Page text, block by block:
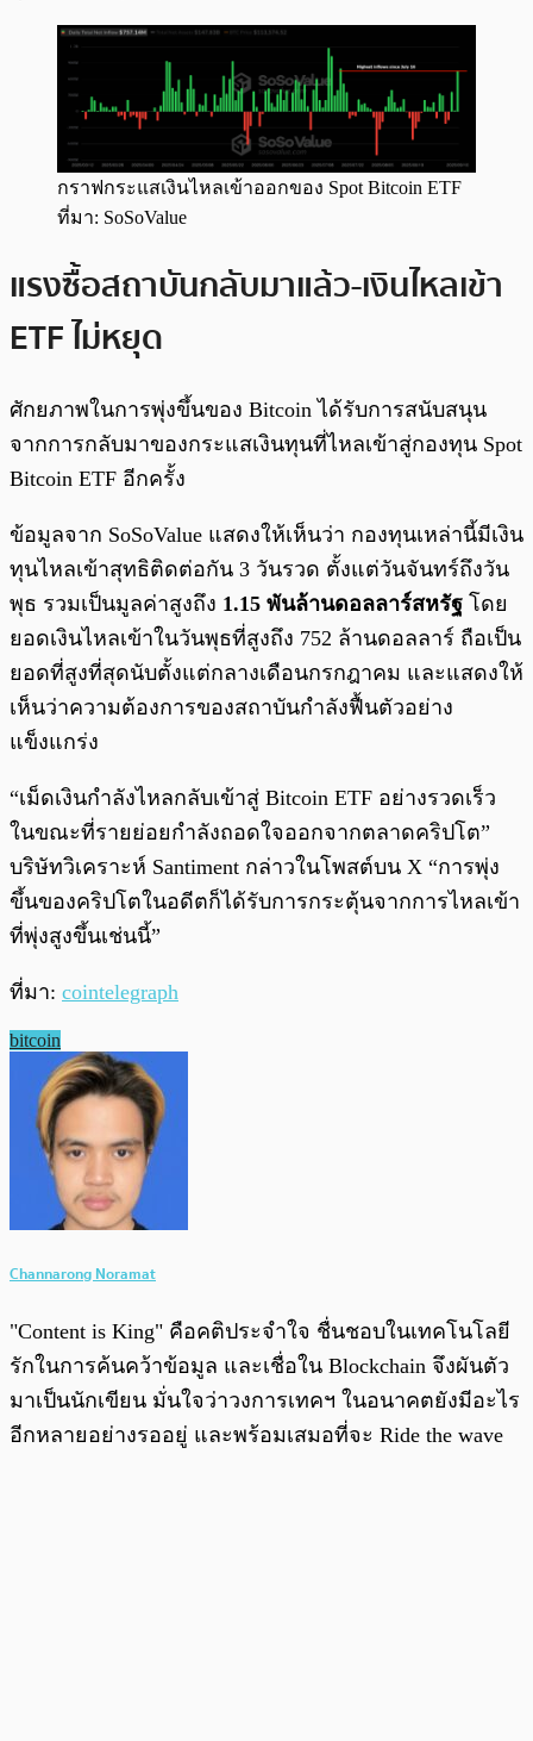
กราฟกระแสเงินไหลเข้าออกของ Spot Bitcoin ETF
ที่มา: SoSoValue
แรงซื้อสถาบันกลับมาแล้ว-เงินไหลเข้า
ETF ไม่หยุด
ศักยภาพในการพุ่งขึ้นของ Bitcoin ได้รับการสนับสนุน
จากการกลับมาของกระแสเงินทุนที่ไหลเข้าสู่กองทุน Spot
Bitcoin ETF อีกครั้ง
ข้อมูลจาก SoSoValue แสดงให้เห็นว่า กองทุนเหล่านี้มีเงิน
ทุนไหลเข้าสุทธิติดต่อกัน 3 วันรวด ตั้งแต่วันจันทร์ถึงวัน
พุธ รวมเป็นมูลค่าสูงถึง 1.15 พันล้านดอลลาร์สหรัฐ โดย
ยอดเงินไหลเข้าในวันพุธที่สูงถึง 752 ล้านดอลลาร์ ถือเป็น
ยอดที่สูงที่สุดนับตั้งแต่กลางเดือนกรกฎาคม และแสดงให้
เห็นว่าความต้องการของสถาบันกำลังฟื้นตัวอย่าง
แข็งแกร่ง
“เม็ดเงินกำลังไหลกลับเข้าสู่ Bitcoin ETF อย่างรวดเร็ว
ในขณะที่รายย่อยกำลังถอดใจออกจากตลาดคริปโต”
บริษัทวิเคราะห์ Santiment กล่าวในโพสต์บน X “การพุ่ง
ขึ้นของคริปโตในอดีตก็ได้รับการกระตุ้นจากการไหลเข้า
ที่พุ่งสูงขึ้นเช่นนี้”
ที่มา: cointelegraph
bitcoin
Channarong Noramat
"Content is King" คือคติประจำใจ ชื่นชอบในเทคโนโลยี
รักในการค้นคว้าข้อมูล และเชื่อใน Blockchain จึงผันตัว
มาเป็นนักเขียน มั่นใจว่าวงการเทคฯ ในอนาคตยังมีอะไร
อีกหลายอย่างรออยู่ และพร้อมเสมอที่จะ Ride the wave